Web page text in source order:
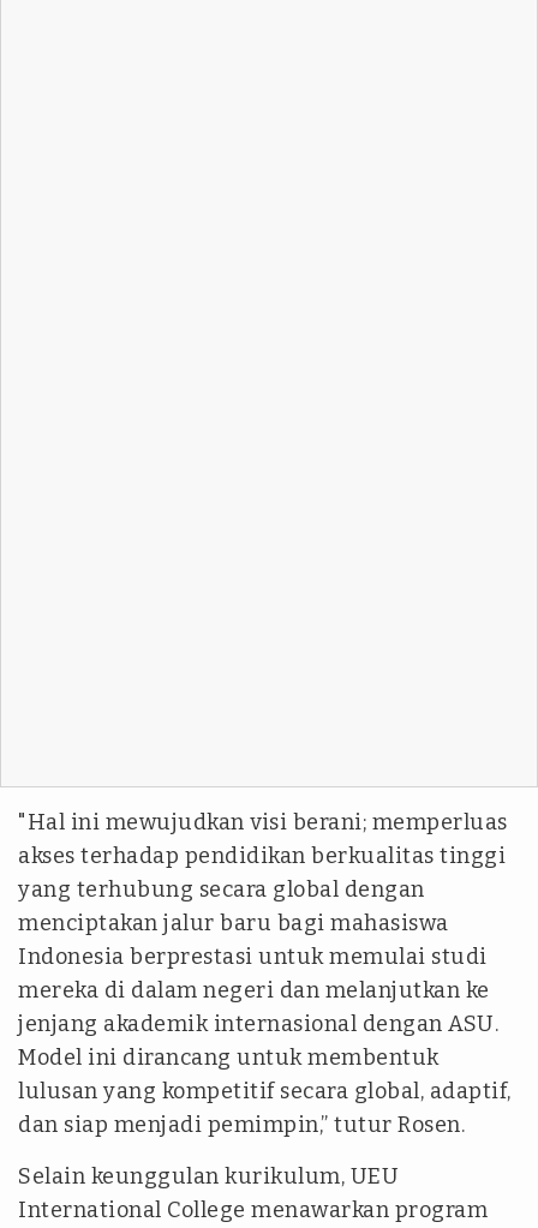
"Hal ini mewujudkan visi berani; memperluas
akses terhadap pendidikan berkualitas tinggi
yang terhubung secara global dengan
menciptakan jalur baru bagi mahasiswa
Indonesia berprestasi untuk memulai studi
mereka di dalam negeri dan melanjutkan ke
jenjang akademik internasional dengan ASU.
Model ini dirancang untuk membentuk
lulusan yang kompetitif secara global, adaptif,
dan siap menjadi pemimpin,” tutur Rosen.
Selain keunggulan kurikulum, UEU
International College menawarkan program